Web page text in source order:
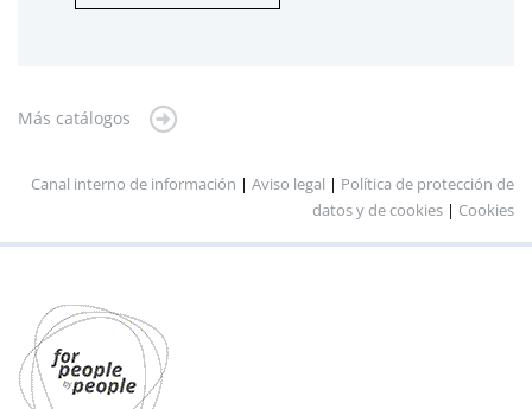
Más catálogos
Canal interno de información | Aviso legal | Política de protección de
datos y de cookies | Cookies